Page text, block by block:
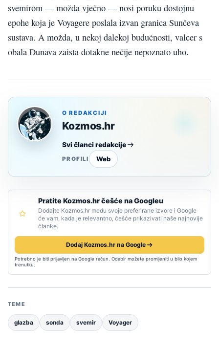
svemirom — možda vječno — nosi poruku dostojnu
epohe koja je Voyagere poslala izvan granica Sunčeva
sustava. A možda, u nekoj dalekoj budućnosti, valcer s
obala Dunava zaista dotakne nečije nepoznato uho.
O REDAKCIJI
Kozmos.hr
Svi članci redakcije
PROFILI Web
Pratite Kozmos.hr češće na Googleu
Dodajte Kozmos.hr među svoje preferirane izvore i Google
će vam, kada je relevantno, češće prikazivati naše najnovije
članke.
Dodaj Kozmos.hr na Google
Potrebno je biti prijavljen na Google račun. Odabir možete promijeniti u bilo kojem
trenutku.
TEME
glazba sonda svemir Voyager